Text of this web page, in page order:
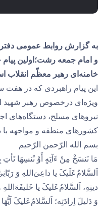
به گزارش روابط عمومی دفتر
و امام جمعه رشت؛اولین
خامنه‌ای رهبر معظّم انقلاب
این پیام راهبردی که در
ویژه‌ای درخصوص رهبر شهید
نیروهای مسلح، دستگاه‌های
کشورهای منطقه و مواجهه
بسم الله الرّحمن الرّحیم
مَا نَنسَخْ مِنْ ءَآیَهٍ أَوْ نُنسِهَا نَأتِ
اَلسَّلامُ‌عَلَیکَ یا داعِیَ‌اللهِ وَ
دینِهِ، اَلسَّلامُ‌عَلیکَ یا
وَ دَلیلَ اِرادَتِه؛ اَلسَّلامُ‌عَلیکَ